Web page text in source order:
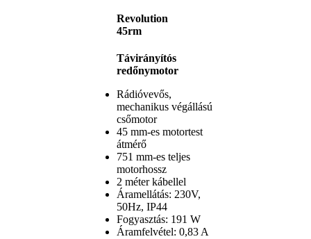
Revolution
45rm
Távirányítós
redőnymotor
Rádióvevős,
mechanikus végállású
csőmotor
45 mm-es motortest
átmérő
751 mm-es teljes
motorhossz
2 méter kábellel
Áramellátás: 230V,
50Hz, IP44
Fogyasztás: 191 W
Áramfelvétel: 0,83 A